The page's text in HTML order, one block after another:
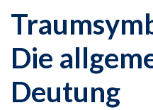
Die
Deutung